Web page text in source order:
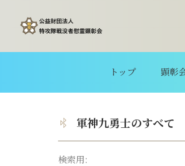
トップ 顕彰
軍神九勇士のすべて
検索用: